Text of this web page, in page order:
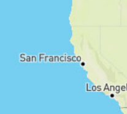
hundefreundlich
Routentyp
Hin- und Zurück